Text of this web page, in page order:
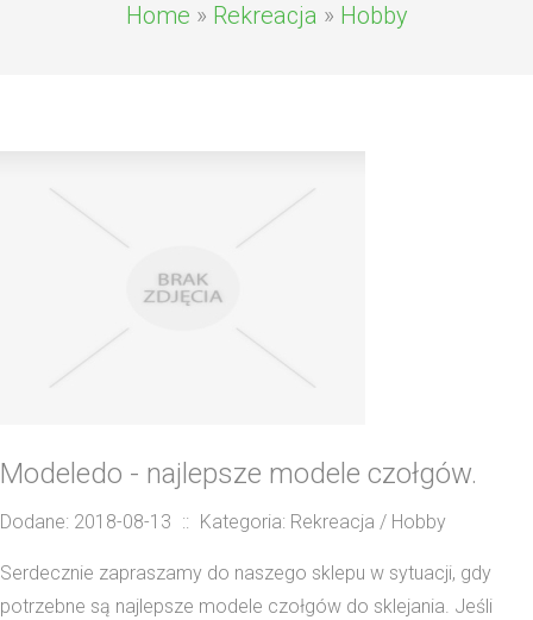
Home » Rekreacja » Hobby
Modeledo - najlepsze modele czołgów.
Dodane: 2018-08-13 :: Kategoria: Rekreacja / Hobby
Serdecznie zapraszamy do naszego sklepu w sytuacji, gdy
potrzebne są najlepsze modele czołgów do sklejania. Jeśli